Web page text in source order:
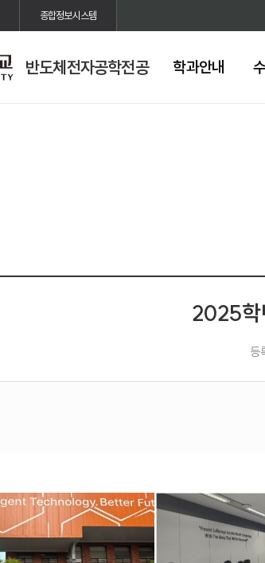
종합정보시스템
반도체전자공학전공 학과안내
2025학